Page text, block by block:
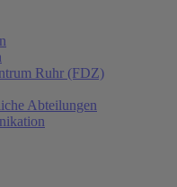
Ruhr (FDZ)
Abteilungen